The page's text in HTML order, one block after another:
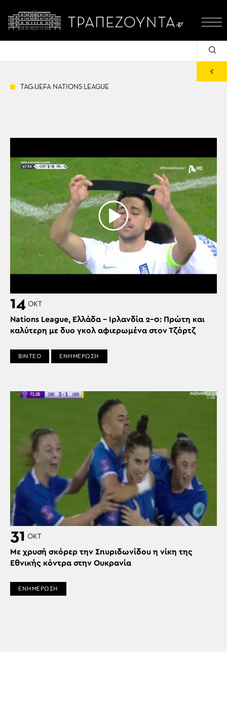
TAG:UEFA NATIONS LEAGUE
14 ΟΚΤ
Nations League, Ελλάδα – Ιρλανδία 2-0: Πρώτη και
καλύτερη με δυο γκολ αφιερωμένα στον Τζόρτζ
ΒΙΝΤΕΟ ΕΝΗΜΕΡΩΣΗ
31 ΟΚΤ
Με χρυσή σκόρερ την Σπυριδωνίδου η νίκη της
Εθνικής κόντρα στην Ουκρανία
ΕΝΗΜΕΡΩΣΗ